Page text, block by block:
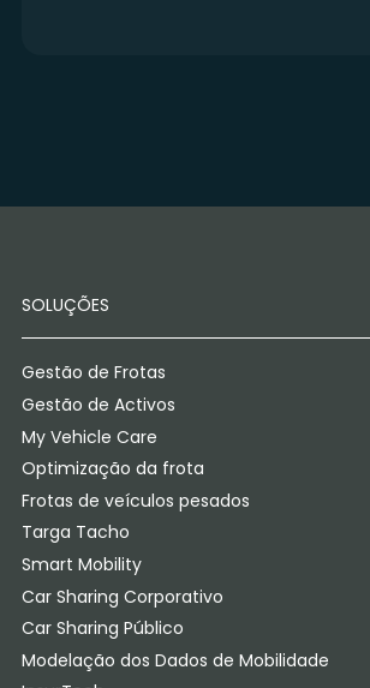
SOLUÇÕES
Gestão de Frotas
Gestão de Activos
My Vehicle Care
Optimização da frota
Frotas de veículos pesados
Targa Tacho
Smart Mobility
Car Sharing Corporativo
Car Sharing Público
Modelação dos Dados de Mobilidade